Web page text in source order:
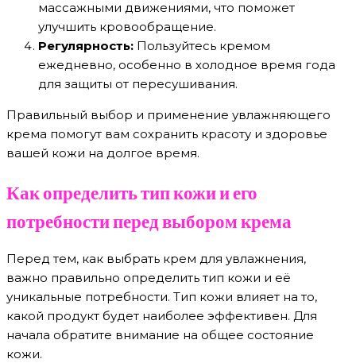
массажными движениями, что поможет
улучшить кровообращение.
Регулярность: Пользуйтесь кремом
ежедневно, особенно в холодное время года
для защиты от пересушивания.
Правильный выбор и применение увлажняющего
крема помогут вам сохранить красоту и здоровье
вашей кожи на долгое время.
Как определить тип кожи и его
потребности перед выбором крема
Перед тем, как выбрать крем для увлажнения,
важно правильно определить тип кожи и её
уникальные потребности. Тип кожи влияет на то,
какой продукт будет наиболее эффективен. Для
начала обратите внимание на общее состояние
кожи.